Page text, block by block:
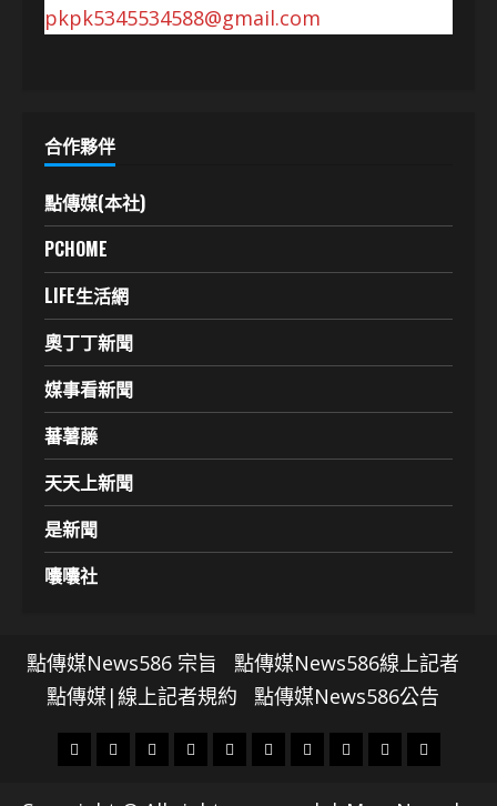
pkpk5345534588@gmail.com
合作夥伴
點傳媒(本社)
PCHOME
LIFE生活網
奧丁丁新聞
媒事看新聞
蕃薯藤
天天上新聞
是新聞
囔囔社
點傳媒News586 宗旨
點傳媒News586線上記者
點傳媒|線上記者規約
點傳媒News586公告
頭
財
地
文
專
娛
政
國
運
生